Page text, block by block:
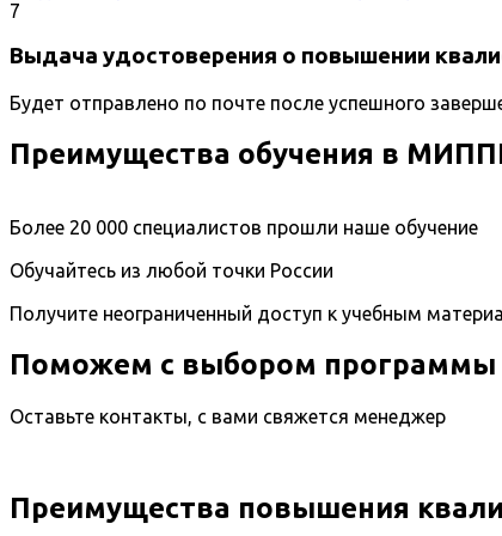
7
Выдача удостоверения о повышении
Будет отправлено по почте после успешного
Преимущества обучения в
Более 20 000 специалистов прошли наше обучение
Обучайтесь из любой точки России
Получите неограниченный доступ к учебным
Поможем с выбором программы
Оставьте контакты, с вами свяжется менеджер
Преимущества повышения